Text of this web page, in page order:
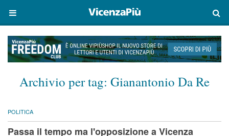
Archivio per tag: Gianantonio Da Re
POLITICA
Passa il tempo ma l'opposizione a Vicenza